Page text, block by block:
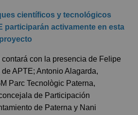
científicos y tecnológicos
participarán activamente en esta
con la presencia de Felipe
APTE; Antonio Alagarda,
Parc Tecnològic Paterna,
de Participación
de Paterna y Nani